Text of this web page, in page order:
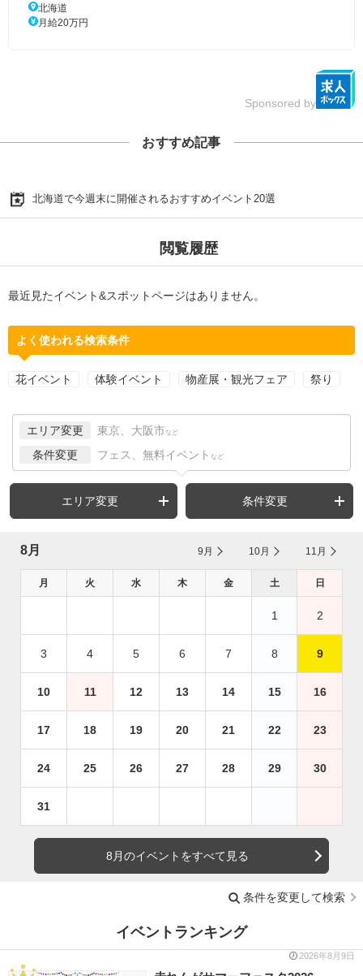
北海道
月給20万円
Sponsored by
おすすめ記事
北海道で今週末に開催されるおすすめイベント20選
閲覧履歴
最近見たイベント&スポットページはありません。
よく使われる検索条件
花イベント 体験イベント 物産展・観光フェア 祭り
エリア変更 東京、大阪市 など
条件変更 フェス、無料イベント など
エリア変更 条件変更
8月 9月 10月 11月
月 火 水 木 金 土 日
1 2
3 4 5 6 7 8 9
10 11 12 13 14 15 16
17 18 19 20 21 22 23
24 25 26 27 28 29 30
31
8月のイベントをすべて見る
条件を変更して検索
イベントランキング
2026年8月9日